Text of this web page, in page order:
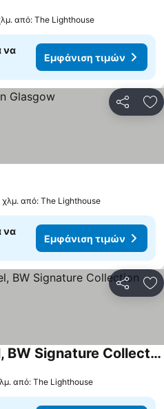
από: The Lighthouse
να
Εμφάνιση τιμών
χλμ. από: The Lighthouse
να
Εμφάνιση τιμών
Glasgow Argyle Hotel, BW Signature Collection
από: The Lighthouse